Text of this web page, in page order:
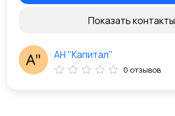
Показать контакты
АН "Капитал"
0 отзывов